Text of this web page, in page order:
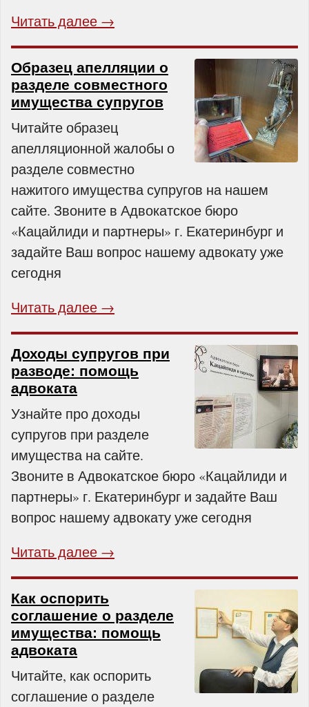
Читать далее →
Образец апелляции о
разделе совместного
имущества супругов
Читайте образец
апелляционной жалобы о
разделе совместно
нажитого имущества супругов на нашем
сайте. Звоните в Адвокатское бюро
«Кацайлиди и партнеры» г. Екатеринбург и
задайте Ваш вопрос нашему адвокату уже
сегодня
Читать далее →
Доходы супругов при
разводе: помощь
адвоката
Узнайте про доходы
супругов при разделе
имущества на сайте.
Звоните в Адвокатское бюро «Кацайлиди и
партнеры» г. Екатеринбург и задайте Ваш
вопрос нашему адвокату уже сегодня
Читать далее →
Как оспорить
соглашение о разделе
имущества: помощь
адвоката
Читайте, как оспорить
соглашение о разделе